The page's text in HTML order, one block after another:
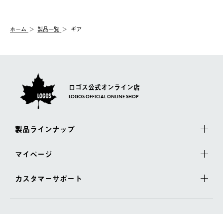
【配送業者】
佐川急便にて配送されます。
一度お手元の商品を返品いただき、ご希望商品を再注文してくだ
ホーム 製品一覧 ギア
ロゴス公式オンライン店
LOGOS OFFICIAL ONLINE SHOP
製品ラインナップ
マイページ
カスタマーサポート